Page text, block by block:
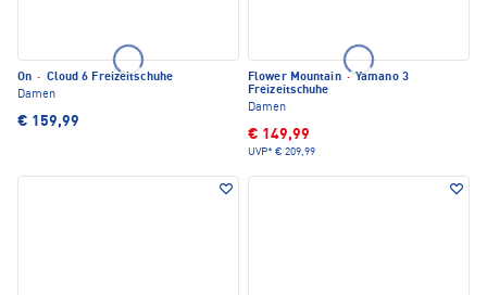
On · Cloud 6 Freizeitschuhe
Damen
€ 159,99
Flower Mountain · Yamano 3
Freizeitschuhe
Damen
€ 149,99
UVP* € 209,99